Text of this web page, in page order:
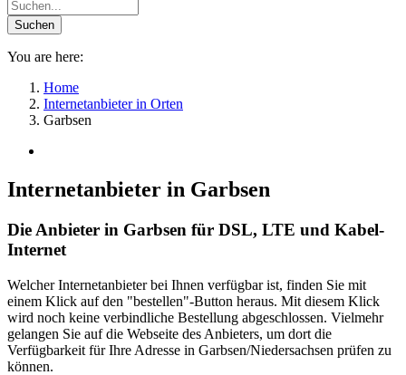
You are here:
Home
Internetanbieter in Orten
Garbsen
Internetanbieter in Garbsen
Die Anbieter in Garbsen für DSL, LTE und Kabel-
Internet
Welcher Internetanbieter bei Ihnen verfügbar ist, finden Sie mit
einem Klick auf den "bestellen"-Button heraus. Mit diesem Klick
wird noch keine verbindliche Bestellung abgeschlossen. Vielmehr
gelangen Sie auf die Webseite des Anbieters, um dort die
Verfügbarkeit für Ihre Adresse in Garbsen/Niedersachsen prüfen zu
können.